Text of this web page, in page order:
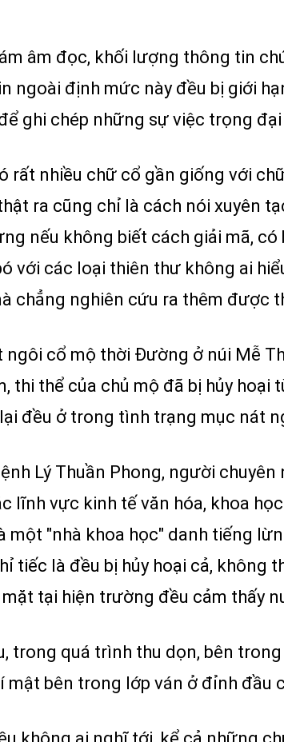
âm đọc, khối lượng thông tin
định mức này đều bị giới
ghi chép những sự việc trọng
rất nhiều chữ cổ gần giống với
ra cũng chỉ là cách nói xuyên
nếu không biết cách giải mã,
với các loại thiên thư không ai
chẳng nghiên cứu ra thêm được
cổ mộ thời Đường ở núi Mễ
thể của chủ mộ đã bị hủy hoại
đều ở trong tình trạng mục nát
Lý Thuần Phong, người
vực kinh tế văn hóa, khoa
một "nhà khoa học" danh tiếng
tiếc là đều bị hủy hoại cả, không
tại hiện trường đều cảm thấy
trong quá trình thu dọn, bên
bên trong lớp ván ở đỉnh đầu